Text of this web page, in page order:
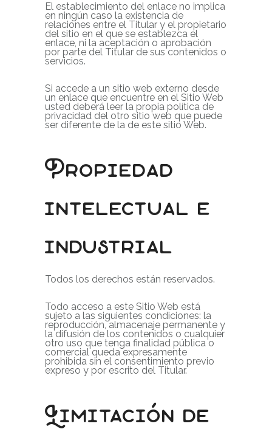
El establecimiento del enlace no implica
en ningún caso la existencia de
relaciones entre el Titular y el propietario
del sitio en el que se establezca el
enlace, ni la aceptación o aprobación
por parte del Titular de sus contenidos o
servicios.
Si accede a un sitio web externo desde
un enlace que encuentre en el Sitio Web
usted deberá leer la propia política de
privacidad del otro sitio web que puede
ser diferente de la de este sitio Web.
Propiedad
intelectual e
industrial
Todos los derechos están reservados.
Todo acceso a este Sitio Web está
sujeto a las siguientes condiciones: la
reproducción, almacenaje permanente y
la difusión de los contenidos o cualquier
otro uso que tenga finalidad pública o
comercial queda expresamente
prohibida sin el consentimiento previo
expreso y por escrito del Titular.
Limitación de